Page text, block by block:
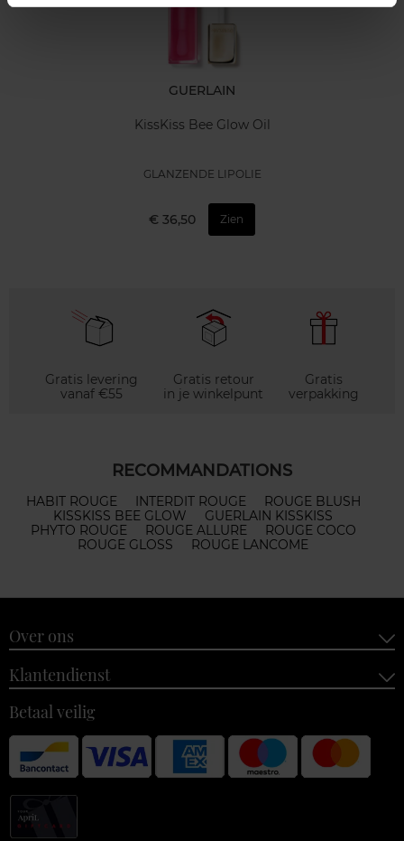
GUERLAIN
KissKiss Bee Glow Oil
GLANZENDE LIPOLIE
€ 36,50 Zien
Gratis levering
vanaf €55
Gratis retour
in je winkelpunt
Gratis
verpakking
RECOMMANDATIONS
HABIT ROUGE INTERDIT ROUGE
ROUGE BLUSH
KISSKISS BEE GLOW
GUERLAIN KISSKISS
PHYTO ROUGE
ROUGE ALLURE
ROUGE COCO
ROUGE GLOSS
ROUGE LANCOME
Over ons
Klantendienst
Betaal veilig